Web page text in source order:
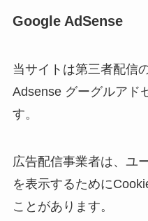
Google AdSense
当サイトは第三者配信
Adsense グーグルアド
す。
広告配信事業者は、ユ
を表示するために
ことがあります。